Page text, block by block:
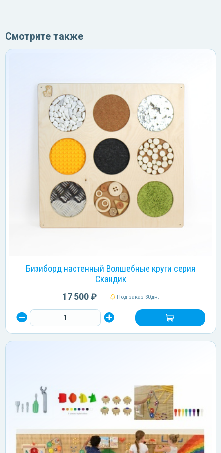
Смотрите также
Бизиборд настенный Волшебные круги серия
Скандик
17 500 ₽ Под заказ 30дн.